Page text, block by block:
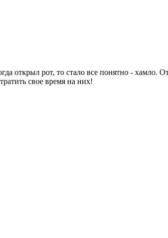
открыл рот, то стало все понятно - хамло.
свое время на них!